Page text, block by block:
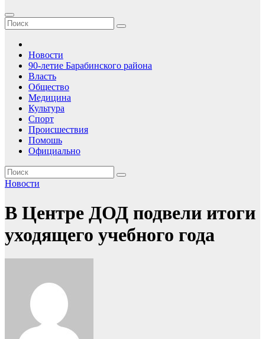
Новости
90-летие Барабинского района
Власть
Общество
Медицина
Культура
Спорт
Происшествия
Помошь
Официально
Новости
В Центре ДОД подвели итоги
уходящего учебного года